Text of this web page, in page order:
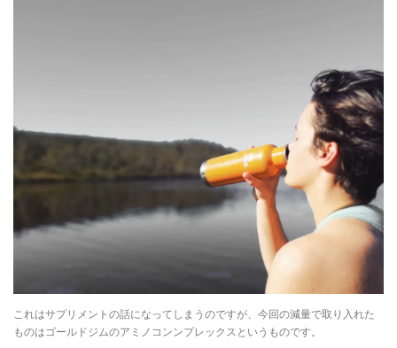
これはサプリメントの話になってしまうのですが、今回の減量で取り入れた
ものはゴールドジムのアミノコンンプレックスというものです。